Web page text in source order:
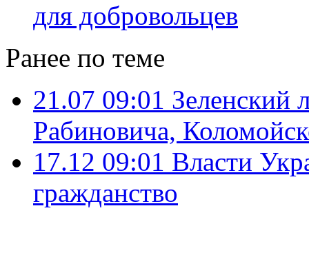
для добровольцев
Ранее по теме
21.07 09:01 Зеленский
Рабиновича,
17.12 09:01 Власти
гражданство